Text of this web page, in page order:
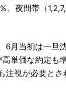
、夜間帯（
月当初は一旦
単価な約定も
視が必要とさ